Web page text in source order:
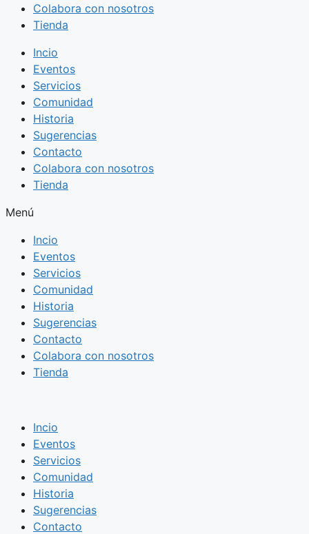
Colabora con nosotros
Tienda
Incio
Eventos
Servicios
Comunidad
Historia
Sugerencias
Contacto
Colabora con nosotros
Tienda
Menú
Incio
Eventos
Servicios
Comunidad
Historia
Sugerencias
Contacto
Colabora con nosotros
Tienda
Incio
Eventos
Servicios
Comunidad
Historia
Sugerencias
Contacto